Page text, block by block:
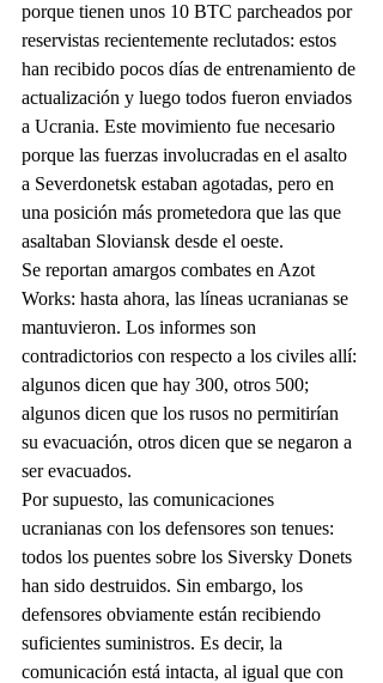
porque tienen unos 10 BTC parcheados por
reservistas recientemente reclutados: estos
han recibido pocos días de entrenamiento de
actualización y luego todos fueron enviados
a Ucrania. Este movimiento fue necesario
porque las fuerzas involucradas en el asalto
a Severdonetsk estaban agotadas, pero en
una posición más prometedora que las que
asaltaban Sloviansk desde el oeste.
Se reportan amargos combates en Azot
Works: hasta ahora, las líneas ucranianas se
mantuvieron. Los informes son
contradictorios con respecto a los civiles allí:
algunos dicen que hay 300, otros 500;
algunos dicen que los rusos no permitirían
su evacuación, otros dicen que se negaron a
ser evacuados.
Por supuesto, las comunicaciones
ucranianas con los defensores son tenues:
todos los puentes sobre los Siversky Donets
han sido destruidos. Sin embargo, los
defensores obviamente están recibiendo
suficientes suministros. Es decir, la
comunicación está intacta, al igual que con